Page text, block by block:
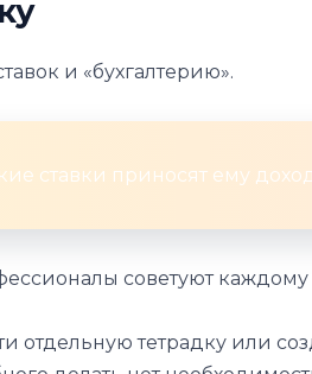
и «бухгалтерию».
ставки приносят ему
советуют
тетрадку или